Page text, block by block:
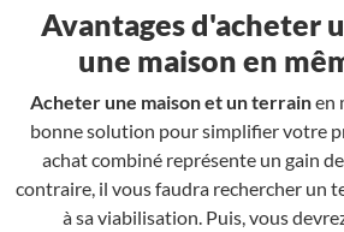
Avantages d'acheter
une maison en
Acheter une maison et un terrainen
bonne solution pour simplifier votre
achat combiné représente un gain
contraire, il vous faudra rechercher un
à sa viabilisation. Puis, vous